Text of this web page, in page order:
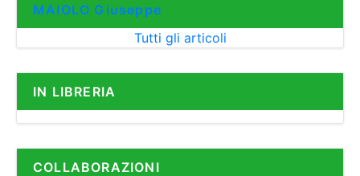
MAIOLO Giuseppe
Tutti gli articoli
IN LIBRERIA
COLLABORAZIONI